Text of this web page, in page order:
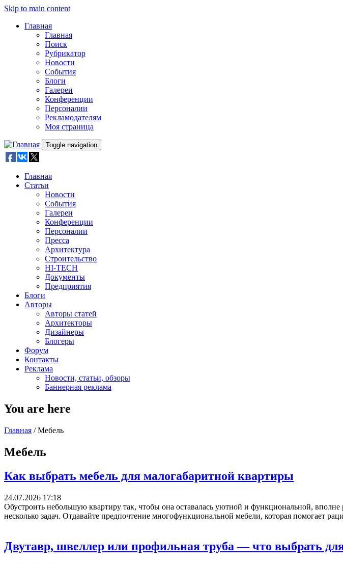
Skip to main content
Главная
Главная
Поиск
Рубрикатор
Новости
События
Блоги
Галереи
Конференции
Персоналии
Рекламодателям
Моя страница
Toggle navigation
Главная
Статьи
Новости
События
Галереи
Конференции
Персоналии
Пресса
Архитектура
Строительство
HI-TECH
Документы
Предприятия
Блоги
Авторы
Авторы статей
Архитекторы
Дизайнеры
Блогеры
Форум
Контакты
Реклама
Новости, статьи, обзоры
Баннерная реклама
You are here
Главная / Мебель
Мебель
Как выбрать мебель для малогабаритной квартиры
24.07.2026 17:18
Обустроить небольшую квартиру так, чтобы она оставалась уютной и функциональной,
несколько задач. Отдавайте предпочтение многофункциональной мебели, которая помогает
Двутавр, швеллер или профильная труба — что выбрать